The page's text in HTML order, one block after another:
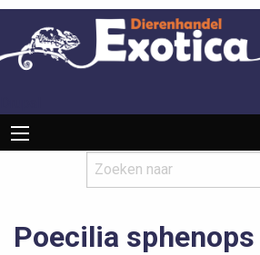
Overslaan
naar
gaan
Hoofdnavigatie
Poecilia sphenops